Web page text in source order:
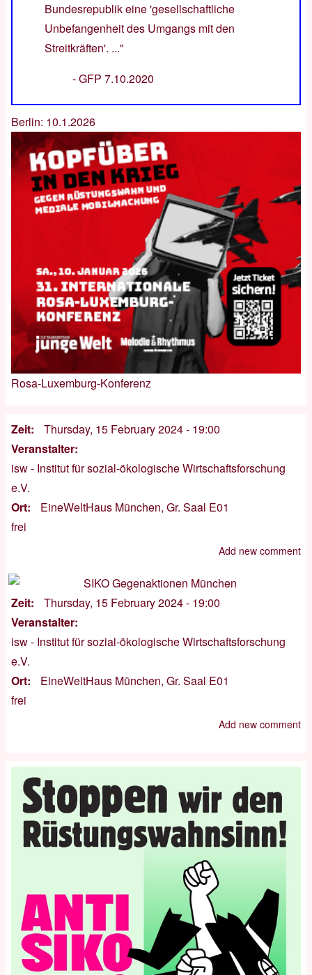
Bundesrepublik eine 'gesellschaftliche
Unbefangenheit des Umgangs mit den
Streitkräften'. ..."
-GFP 7.10.2020
Berlin: 10.1.2026
Rosa-Luxemburg-Konferenz
Zeit
Thursday, 15 February 2024 - 19:00
Veranstalter
isw - Institut für sozial-ökologische Wirtschaftsforschung
e.V.
Ort
EineWeltHaus München, Gr. Saal E01
frei
Add new comment
Zeit
Thursday, 15 February 2024 - 19:00
Veranstalter
isw - Institut für sozial-ökologische Wirtschaftsforschung
e.V.
Ort
EineWeltHaus München, Gr. Saal E01
frei
Add new comment